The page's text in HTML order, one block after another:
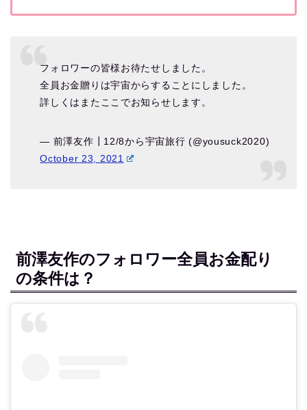
フォロワーの皆様お待たせしました。
全員お金贈りは宇宙からすることにしました。
詳しくはまたここでお知らせします。
— 前澤友作┃12/8から宇宙旅行 (@yousuck2020)
October 23, 2021
前澤友作のフォロワー全員お金配り
の条件は？